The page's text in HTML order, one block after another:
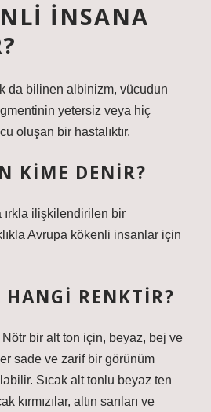
INSANA
da bilinen albinizm, vücudun
yetersiz veya hiç
oluşan bir hastalıktır.
KIME DENIR?
ırkla ilişkilendirilen bir
Avrupa kökenli insanlar için
HANGI RENKTIR?
Nötr bir alt ton için, beyaz, bej ve
sade ve zarif bir görünüm
Sıcak alt tonlu beyaz ten
kırmızılar, altın sarıları ve